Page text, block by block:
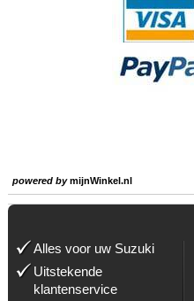
powered bymijnWinkel.nl
Alles voor uw Suzuki
Uitstekende
klantenservice